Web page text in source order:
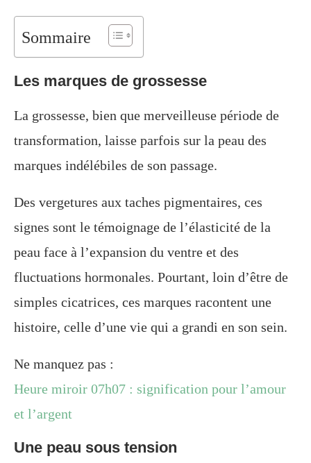
Sommaire
Les marques de grossesse
La grossesse, bien que merveilleuse période de
transformation, laisse parfois sur la peau des
marques indélébiles de son passage.
Des vergetures aux taches pigmentaires, ces
signes sont le témoignage de l’élasticité de la
peau face à l’expansion du ventre et des
fluctuations hormonales. Pourtant, loin d’être de
simples cicatrices, ces marques racontent une
histoire, celle d’une vie qui a grandi en son sein.
Ne manquez pas :
Heure miroir 07h07 : signification pour l’amour
et l’argent
Une peau sous tension